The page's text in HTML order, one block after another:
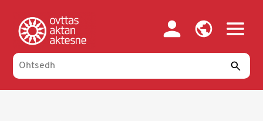
main
content